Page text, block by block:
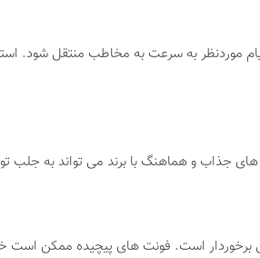
موردنظر به سرعت به مخاطب منتقل شود.
های جذاب و هماهنگ با برند می تواند به
برخوردار است. فونت های پیچیده ممکن است